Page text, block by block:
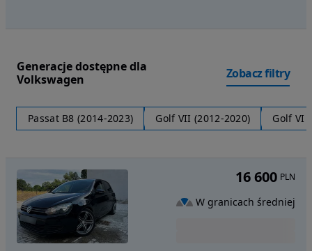
Generacje dostępne dla
Volkswagen
Zobacz filtry
Passat B8 (2014-2023) Golf VII (2012-2020) Golf VI
16 600 PLN
W granicach średniej